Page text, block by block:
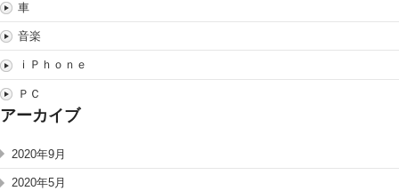
車
音楽
ｉＰｈｏｎｅ
ＰＣ
アーカイブ
2020年9月
2020年5月